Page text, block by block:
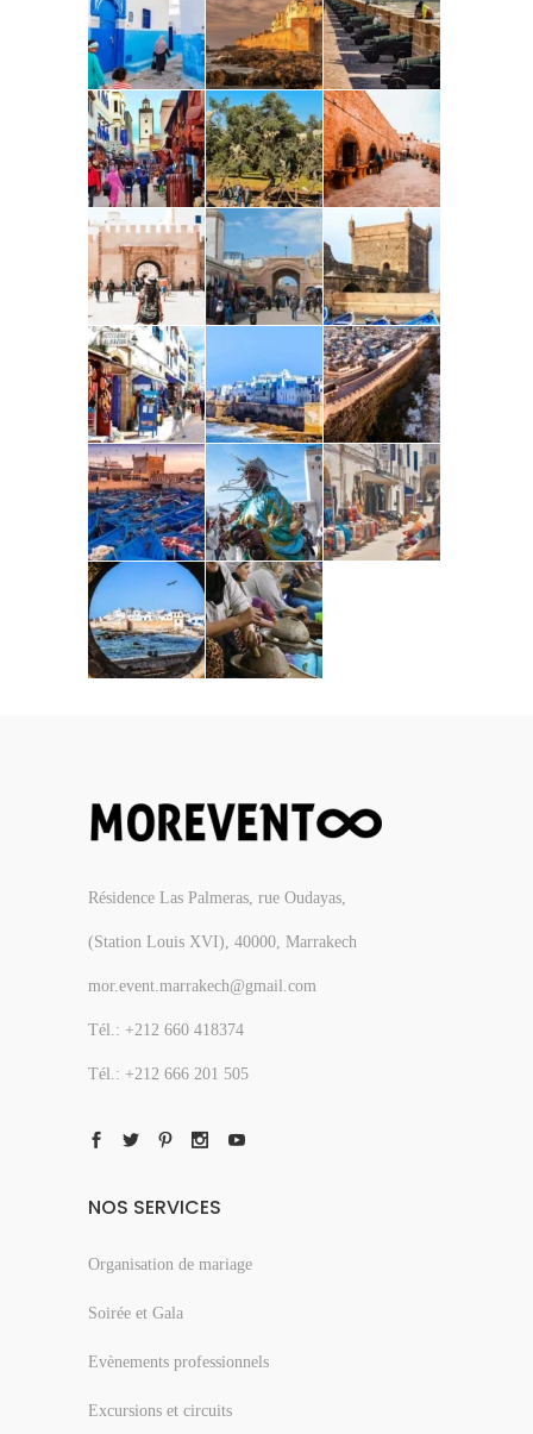
Résidence Las Palmeras, rue Oudayas,
(Station Louis XVI), 40000, Marrakech
mor.event.marrakech@gmail.com
Tél.: +212 660 418374
Tél.: +212 666 201 505
NOS SERVICES
Organisation de mariage
Soirée et Gala
Evènements professionnels
Excursions et circuits